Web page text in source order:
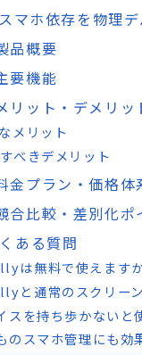
ホ依存を物理デ
品概要
要機能
ット・デメリッ
メリット
べきデメリット
プラン・価格体
比較・差別化ポ
ある質問
は無料で使えます
と通常のスクリー
スを持ち歩かないと
のスマホ管理にも効